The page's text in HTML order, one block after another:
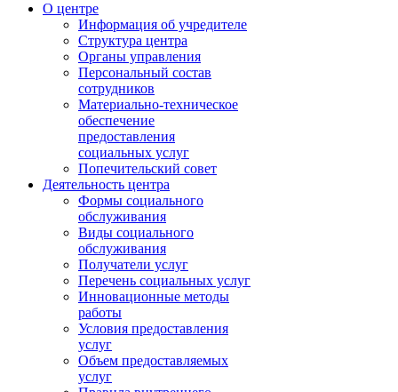
О центре
Информация об учредителе
Структура центра
Органы управления
Персональный состав
сотрудников
Материально-техническое
обеспечение
предоставления
социальных услуг
Попечительский совет
Деятельность центра
Формы социального
обслуживания
Виды социального
обслуживания
Получатели услуг
Перечень социальных услуг
Инновационные методы
работы
Условия предоставления
услуг
Объем предоставляемых
услуг